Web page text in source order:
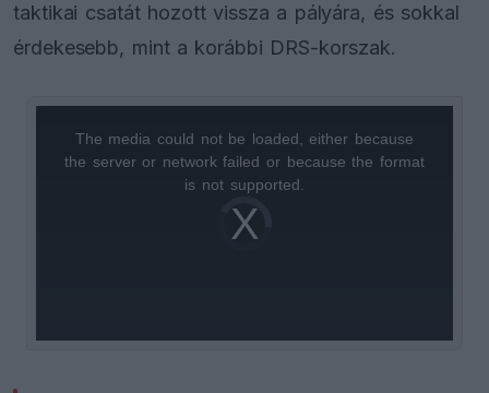
taktikai csatát hozott vissza a pályára, és sokkal
érdekesebb, mint a korábbi DRS-korszak.
Video
Player
loading.
The media could not be loaded, either because
the server or network failed or because the format
is not supported.